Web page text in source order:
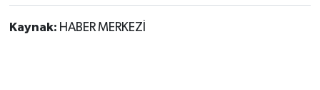
Kaynak: HABER MERKEZİ